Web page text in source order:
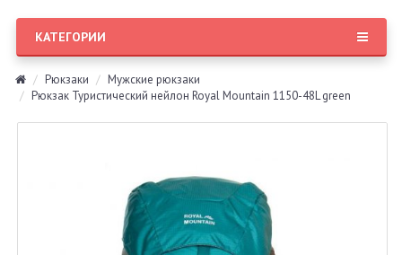
КАТЕГОРИИ
Рюкзаки
Мужские рюкзаки
Рюкзак Туристический нейлон Royal Mountain 1150-48L green